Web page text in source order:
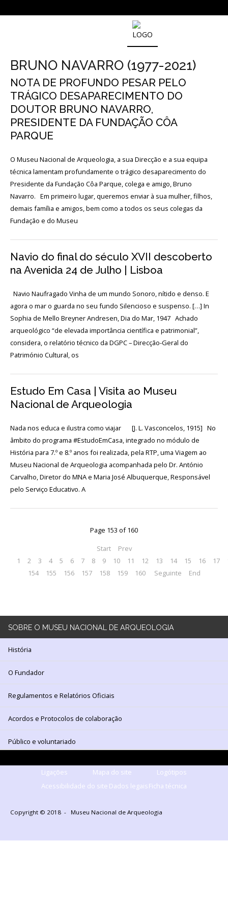
MUSEU
DE
ARQUEOLOGIA
História
Fundador
Regulamentos
e
Relatórios
Oficiais
e
de
colaboração
e
Login
Início
O
MNA
ESCUTA
EXTERNA
130
DO
MNA
BRUNO NAVARRO (1977-2021)
NOTA DE PROFUNDO PESAR PELO
TRÁGICO DESAPARECIMENTO DO
DOUTOR BRUNO NAVARRO,
PRESIDENTE DA FUNDAÇÃO CÔA
PARQUE
O Museu Nacional de Arqueologia, a sua Direcção e a sua equipa
técnica lamentam profundamente o trágico desaparecimento do
Presidente da Fundação Côa Parque, colega e amigo, Bruno
Navarro. Em primeiro lugar, queremos enviar à sua mulher, filhos,
demais família e amigos, bem como a todos os seus colegas da
Fundação e do Museu
Navio do final do século XVII descoberto
na Avenida 24 de Julho | Lisboa
Navio Naufragado Vinha de um mundo Sonoro, nítido e denso. E
agora o mar o guarda no seu fundo Silencioso e suspenso. […] In
Sophia de Mello Breyner Andresen, Dia do Mar, 1947 Achado
arqueológico “de elevada importância científica e patrimonial”,
considera, o relatório técnico da DGPC – Direcção-Geral do
Património Cultural, os
Estudo Em Casa | Visita ao Museu
Nacional de Arqueologia
Nada nos educa e ilustra como viajar [J. L. Vasconcelos, 1915] No
âmbito do programa #EstudoEmCasa, integrado no módulo de
História para 7.º e 8.º anos foi realizada, pela RTP, uma Viagem ao
Museu Nacional de Arqueologia acompanhada pelo Dr. António
Carvalho, Diretor do MNA e Maria José Albuquerque, Responsável
pelo Serviço Educativo. A
Page 153 of 160
Start
Prev
1
2 3 4 5 6 7 8 9 10 11 12 13 14 15 16 17
154
155 156 157 158 159 160 Seguinte End
SOBRE O MUSEU NACIONAL DE ARQUEOLOGIA
História
O Fundador
Regulamentos e Relatórios Oficiais
Acordos e Protocolos de colaboração
Público e voluntariado
Ligações Mapa do site
Logótipos
Acessibilidade do site Dados legaisFicha técnica
Copyright © 2018 - Museu Nacional de Arqueologia